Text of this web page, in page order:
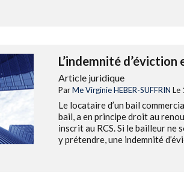
L’indemnité
Article juridique
ParMe Virginie HEBER-SUFFRIN Le
Le locataire d’un bail
bail, a en principe droit au
inscrit au RCS. Si le bailleur
y prétendre, une indemnité